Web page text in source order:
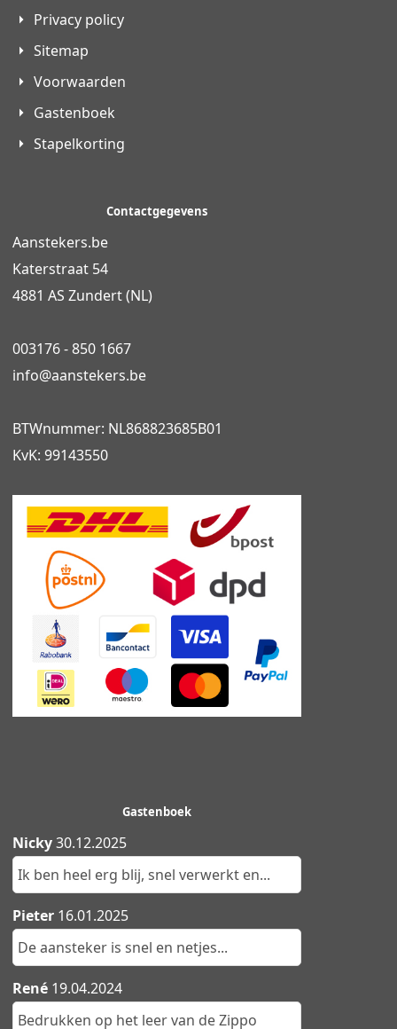
Privacy policy
Sitemap
Voorwaarden
Gastenboek
Stapelkorting
Contactgegevens
Aanstekers.be
Katerstraat 54
4881 AS Zundert (NL)
003176 - 850 1667
info@aanstekers.be
BTWnummer: NL868823685B01
KvK: 99143550
Gastenboek
Nicky30.12.2025
Ik ben heel erg blij, snel verwerkt en...
Pieter 16.01.2025
De aansteker is snel en netjes...
René 19.04.2024
Bedrukken op het leer van de Zippo